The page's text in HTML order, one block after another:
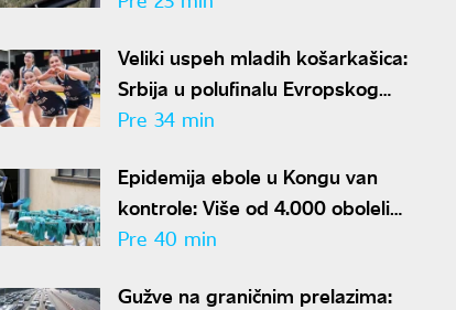
Veliki uspeh mladih košarkašica:
Srbija u polufinalu Evropskog
prvenstva
Pre 34 min
Epidemija ebole u Kongu van
kontrole: Više od 4.000 obolelih,
stopa smrtnosti skočila na
Pre 40 min
Gužve na graničnim prelazima: